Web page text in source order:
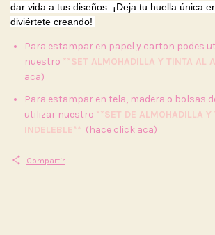
dar vida a tus diseños. ¡Deja tu huella única
diviértete creando!
Para estampar en papel y carton podes
nuestro **SET ALMOHADILLA Y TINTA AL
aca)
Para estampar en tela, madera o bolsas
utilizar nuestro **SET DE ALMOHADILLA Y
INDELEBLE** (hace click aca)
Compartir